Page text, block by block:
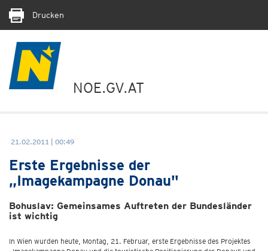
Drucken
NOE.GV.AT
21.02.2011 | 00:49
Erste Ergebnisse der
„Imagekampagne Donau"
Bohuslav: Gemeinsames Auftreten der Bundesländer
ist wichtig
In Wien wurden heute, Montag, 21. Februar, erste Ergebnisse des Projektes